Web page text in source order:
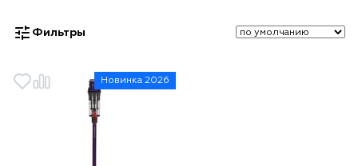
Фильтры
Новинка 2026